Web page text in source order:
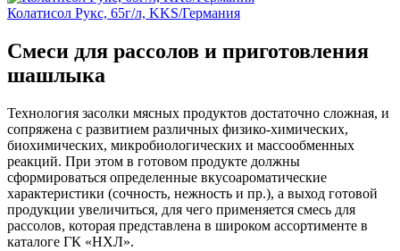
Колатисол Рукс, 65г/л, KKS/Германия
Смеси для рассолов и приготовления
шашлыка
Технология засолки мясных продуктов достаточно сложная, и
сопряжена с развитием различных физико-химических,
биохимических, микробиологических и массообменных
реакций. При этом в готовом продукте должны
сформироваться определенные вкусоароматические
характеристики (сочность, нежность и пр.), а выход готовой
продукции увеличиться, для чего применяется смесь для
рассолов, которая представлена в широком ассортименте в
каталоге ГК «НХЛ».